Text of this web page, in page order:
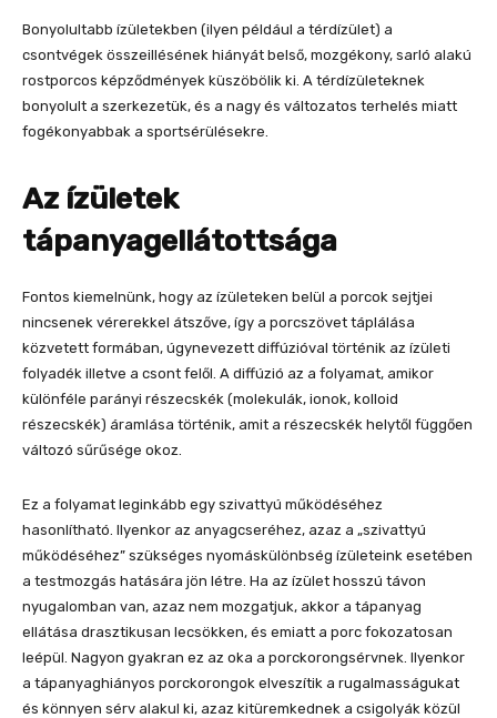
Bonyolultabb ízületekben (ilyen például a térdízület) a
csontvégek összeillésének hiányát belső, mozgékony, sarló alakú
rostporcos képződmények küszöbölik ki. A térdízületeknek
bonyolult a szerkezetük, és a nagy és változatos terhelés miatt
fogékonyabbak a sportsérülésekre.
Az ízületek
tápanyagellátottsága
Fontos kiemelnünk, hogy az ízületeken belül a porcok sejtjei
nincsenek vérerekkel átszőve, így a porcszövet táplálása
közvetett formában, úgynevezett diffúzióval történik az ízületi
folyadék illetve a csont felől. A diffúzió az a folyamat, amikor
különféle parányi részecskék (molekulák, ionok, kolloid
részecskék) áramlása történik, amit a részecskék helytől függően
változó sűrűsége okoz.
Ez a folyamat leginkább egy szivattyú működéséhez
hasonlítható. Ilyenkor az anyagcseréhez, azaz a „szivattyú
működéséhez” szükséges nyomáskülönbség ízületeink esetében
a testmozgás hatására jön létre. Ha az ízület hosszú távon
nyugalomban van, azaz nem mozgatjuk, akkor a tápanyag
ellátása drasztikusan lecsökken, és emiatt a porc fokozatosan
leépül. Nagyon gyakran ez az oka a porckorongsérvnek. Ilyenkor
a tápanyaghiányos porckorongok elveszítik a rugalmasságukat
és könnyen sérv alakul ki, azaz kitüremkednek a csigolyák közül